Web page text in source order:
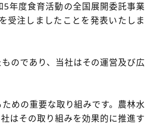
年度食育活動の全国展開委託事業
受注しましたことを発表いたしま
のであり、当社はその運営及び広
めの重要な取り組みです。農林水
はその取り組みを効果的に推進す